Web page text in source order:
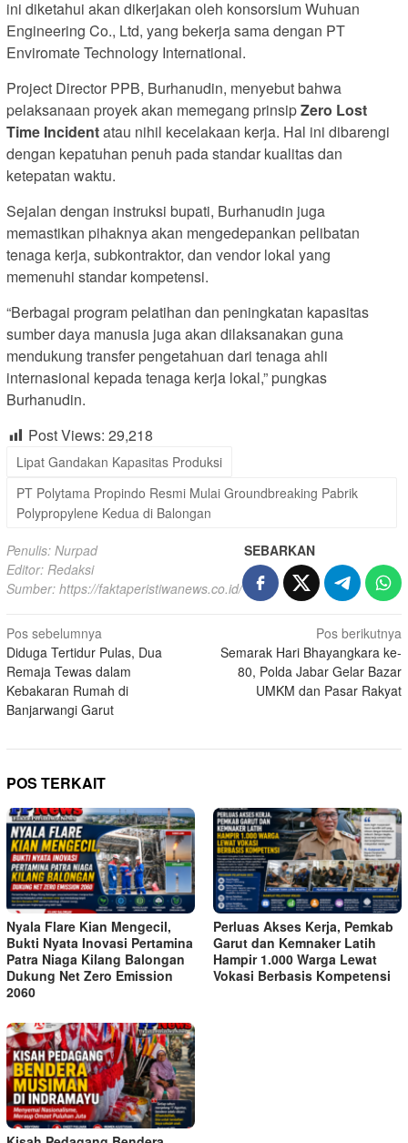
ini diketahui akan dikerjakan oleh konsorsium Wuhuan
Engineering Co., Ltd, yang bekerja sama dengan PT
Enviromate Technology International.
Project Director PPB, Burhanudin, menyebut bahwa
pelaksanaan proyek akan memegang prinsipZero Lost
Time Incidentatau nihil kecelakaan kerja. Hal ini dibarengi
dengan kepatuhan penuh pada standar kualitas dan
ketepatan waktu.
Sejalan dengan instruksi bupati, Burhanudin juga
memastikan pihaknya akan mengedepankan pelibatan
tenaga kerja, subkontraktor, dan vendor lokal yang
memenuhi standar kompetensi.
“Berbagai program pelatihan dan peningkatan kapasitas
sumber daya manusia juga akan dilaksanakan guna
mendukung transfer pengetahuan dari tenaga ahli
internasional kepada tenaga kerja lokal,” pungkas
Burhanudin.
Post Views: 29,218
Lipat Gandakan Kapasitas Produksi
PT Polytama Propindo Resmi Mulai Groundbreaking Pabrik
Polypropylene Kedua di Balongan
Penulis: Nurpad
Editor: Redaksi
Sumber: https://faktaperistiwanews.co.id/
SEBARKAN
Navigasi
pos
Pos sebelumnya
Diduga Tertidur Pulas, Dua
Remaja Tewas dalam
Kebakaran Rumah di
Banjarwangi Garut
Pos berikutnya
Semarak Hari Bhayangkara ke-
80, Polda Jabar Gelar Bazar
UMKM dan Pasar Rakyat
POS TERKAIT
Nyala Flare Kian Mengecil,
Bukti Nyata Inovasi Pertamina
Patra Niaga Kilang Balongan
Dukung Net Zero Emission
2060
Perluas Akses Kerja, Pemkab
Garut dan Kemnaker Latih
Hampir 1.000 Warga Lewat
Vokasi Berbasis Kompetensi